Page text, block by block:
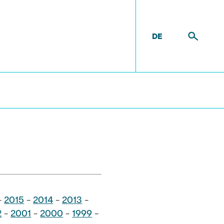
DE
2015 - 2014 - 2013 -
- 2001 - 2000 -1999 -